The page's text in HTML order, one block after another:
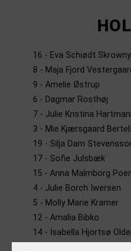
16 - Eva Schiødt Skrowny
8 - Maja Fjord
9 - Amelie Østrup
6 - Dagmar Rosthøj
7 - Julie Kristina
3 - Mie Kjærsgaard
19 - Silja Dam
17 - Sofie Julsbæk
15 - Anna Malmborg
4 - Julie Borch Iwersen
5 - Molly Marie Kramer
12 - Amalia Bibko
14 - Isabella Hjortsø